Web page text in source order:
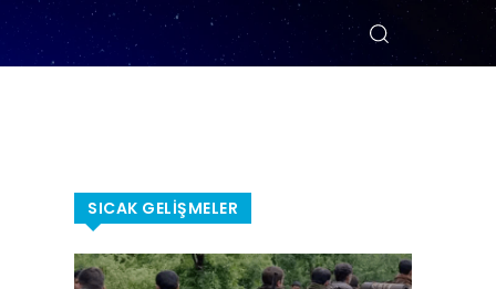
SICAK GELIŞMELER